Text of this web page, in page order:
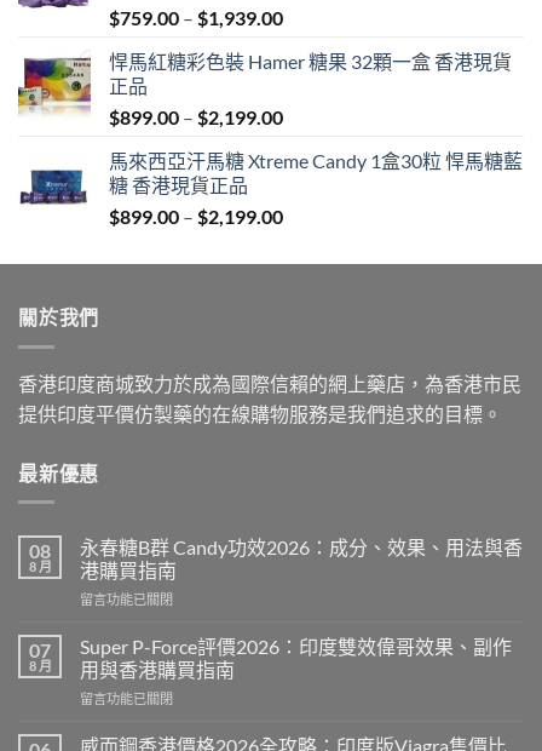
$759.00 – $1,939.00Price
$759.00
$1,939.00
悍馬紅糖彩色裝 Hamer 糖果 32顆一盒 香港現貨
正品
$899.00 – $2,199.00Price
$899.00
$2,199.00
馬來西亞汗馬糖 Xtreme Candy 1盒30粒 悍馬糖藍
糖 香港現貨正品
$899.00 – $2,199.00Price
$899.00
關於我們
香港印度商城致力於成為國際信賴的網上藥店，為香港市民
提供印度平價仿製藥的在線購物服務是我們追求的目標。
最新優惠
08
8 月
永春糖B群 Candy功效2026：成分、效果、用法與香
港購買指南
在
春
糖
B
群
功
留言功能已關閉
07
8 月
Super P-Force評價2026：印度雙效偉哥效果、副作
用與香港購買指南
在
P-
留言功能已關閉
威而鋼香港價格2026全攻略：印度版Viagra售價比